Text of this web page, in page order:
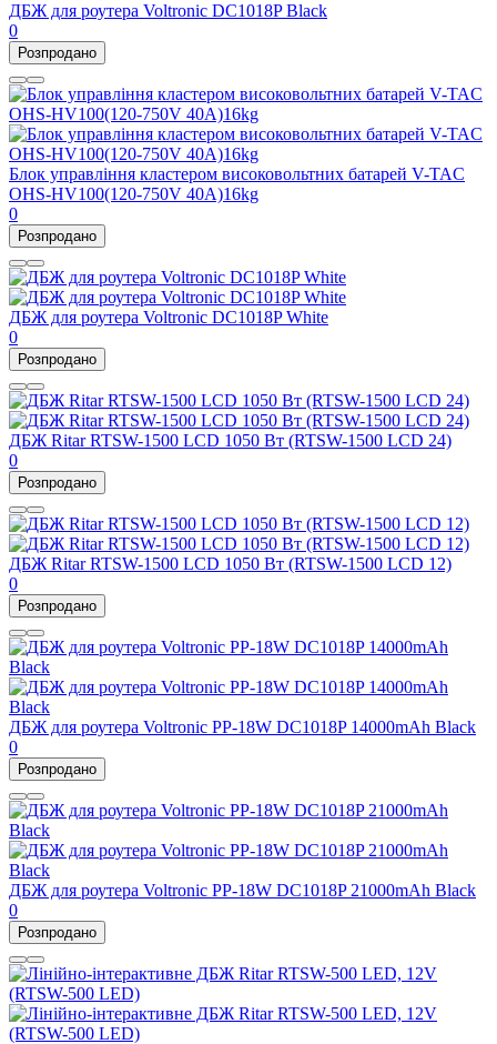
ДБЖ для роутера Voltronic DC1018P Black
0
Розпродано
Блок управління кластером високовольтних батарей V-TAC
OHS-HV100(120-750V 40A)16kg
0
Розпродано
ДБЖ для роутера Voltronic DC1018P White
0
Розпродано
ДБЖ Ritar RTSW-1500 LCD 1050 Вт (RTSW-1500 LCD 24)
0
Розпродано
ДБЖ Ritar RTSW-1500 LCD 1050 Вт (RTSW-1500 LCD 12)
0
Розпродано
ДБЖ для роутера Voltronic PP-18W DC1018P 14000mAh Black
0
Розпродано
ДБЖ для роутера Voltronic PP-18W DC1018P 21000mAh Black
0
Розпродано